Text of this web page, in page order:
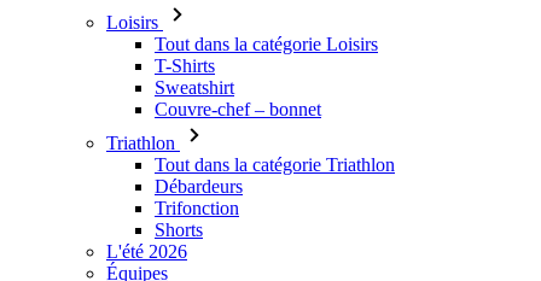
Loisirs
Tout dans la catégorie Loisirs
T-Shirts
Sweatshirt
Couvre-chef – bonnet
Triathlon
Tout dans la catégorie Triathlon
Débardeurs
Trifonction
Shorts
L'été 2026
Équipes